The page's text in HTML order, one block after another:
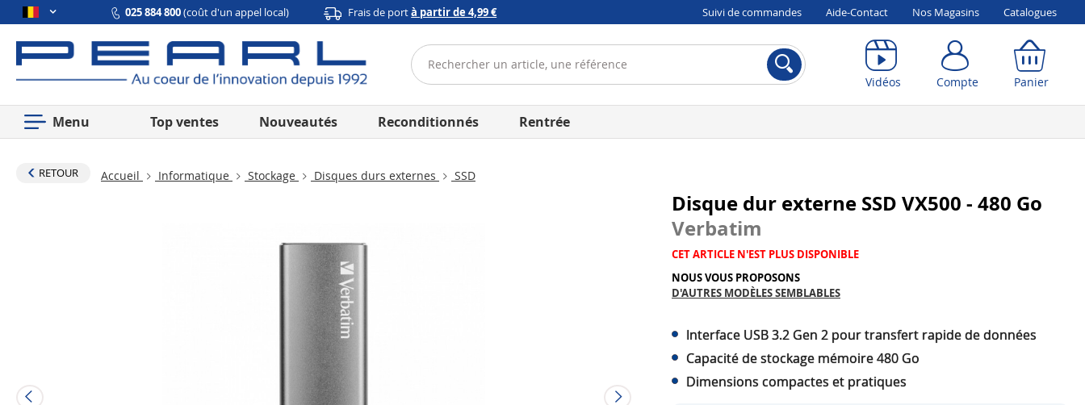
025 884 800(coût d'un appel local) Frais de portà partir de 4,99 € Suivi de commandes Aide-Contact Nos Magasins Catalogues
Vidéos Compte Panier
Menu Top ventes Nouveautés Reconditionnés Rentrée
RETOUR Accueil Informatique Stockage Disques durs externes SSD
Disque dur externe SSD VX500 - 480 Go
Verbatim
CET ARTICLE N'EST PLUS DISPONIBLE
NOUS VOUS PROPOSONS
D'AUTRES MODÈLES SEMBLABLES
Interface USB 3.2 Gen 2 pour transfert rapide de données
Capacité de stockage mémoire 480 Go
Dimensions compactes et pratiques
Compte Panier